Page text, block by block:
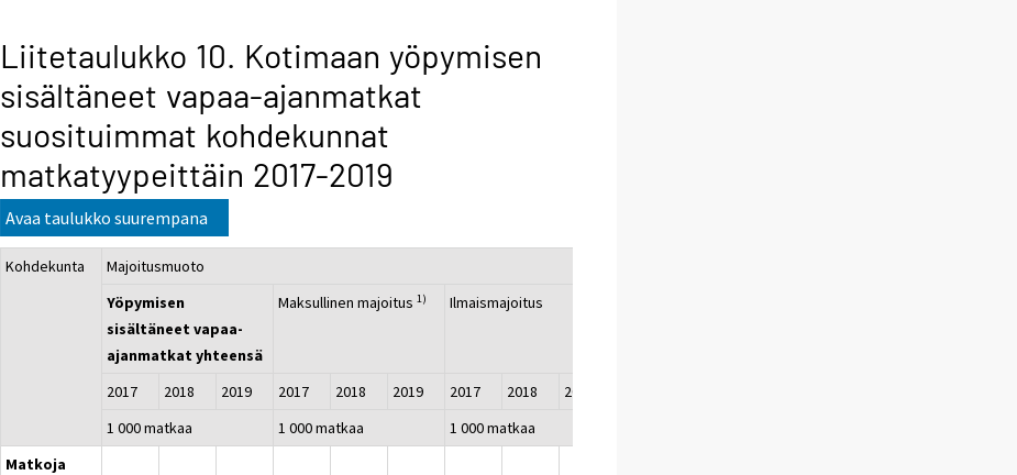
Liitetaulukko 10. Kotimaan yöpymisen
sisältäneet vapaa-ajanmatkat
suosituimmat kohdekunnat
matkatyypeittäin 2017-2019
Avaa taulukko suurempana
Kohdekunta
Majoitusmuoto
Yöpymisen
sisältäneet vapaa-
ajanmatkat yhteensä
Maksullinen majoitus1) Ilmaismajoitus
2017 2018 2019 2017 2018 2019 2017 2018
2019
1 000 matkaa
1 000 matkaa
1 000 matkaa
Matkoja